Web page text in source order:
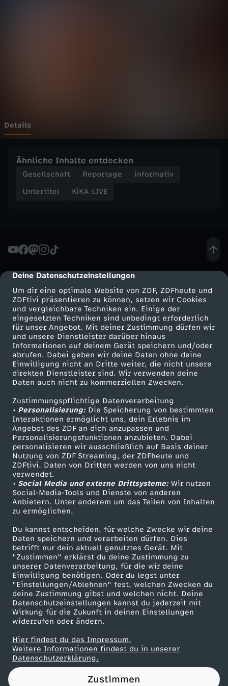
cmp-dialog-description
Deine Datenschutzeinstellungen
Um dir eine optimale Website von ZDF, ZDFheute und
ZDFtivi präsentieren zu können, setzen wir Cookies
und vergleichbare Techniken ein. Einige der
eingesetzten Techniken sind unbedingt erforderlich
für unser Angebot. Mit deiner Zustimmung dürfen wir
und unsere Dienstleister darüber hinaus
Informationen auf deinem Gerät speichern und/oder
abrufen. Dabei geben wir deine Daten ohne deine
Einwilligung nicht an Dritte weiter, die nicht unsere
direkten Dienstleister sind. Wir verwenden deine
Daten auch nicht zu kommerziellen Zwecken.
Zustimmungspflichtige Datenverarbeitung
• Personalisierung:Die Speicherung von bestimmten
Interaktionen ermöglicht uns, dein Erlebnis im
Angebot des ZDF an dich anzupassen und
Personalisierungsfunktionen anzubieten. Dabei
personalisieren wir ausschließlich auf Basis deiner
Nutzung von ZDF Streaming, der ZDFheute und
ZDFtivi. Daten von Dritten werden von uns nicht
verwendet.
• Social Media und externe Drittsysteme:Wir nutzen
Social-Media-Tools und Dienste von anderen
Anbietern. Unter anderem um das Teilen von Inhalten
zu ermöglichen.
Du kannst entscheiden, für welche Zwecke wir deine
Daten speichern und verarbeiten dürfen. Dies
betrifft nur dein aktuell genutztes Gerät. Mit
"Zustimmen" erklärst du deine Zustimmung zu
unserer Datenverarbeitung, für die wir deine
Einwilligung benötigen. Oder du legst unter
"Einstellungen/Ablehnen" fest, welchen Zwecken du
deine Zustimmung gibst und welchen nicht. Deine
Datenschutzeinstellungen kannst du jederzeit mit
Wirkung für die Zukunft in deinen Einstellungen
widerrufen oder ändern.
Hier findest du das Impressum.
Weitere Informationen findest du in unserer
Datenschutzerklärung.
Zustimmen
A
g
g
e
i
d
e
n
R
u
h
r
G
a
m
e
s
Details
Ähnliche Inhalte entdecken
Gesellschaft Reportage
informativ
Untertitel
KiKA LIVE
Mehr ZDF
ZDF-Apps
Smart TV
ZDFtext
Livestreams
Sendungen A-Z
TV-Programm
Service
ZDFmitreden
Kontakt zum ZDF
Tickets
Zuschauerservice
Hilfe
ZDF Unternehmen
Karriere
ZDF goes Schule
Werbefernsehen
Mainzelmännchen
Partner